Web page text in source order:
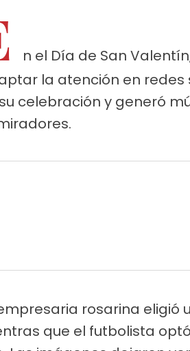
n el Día de San
la atención en redes
celebración y generó
rosarina eligió
que el futbolista